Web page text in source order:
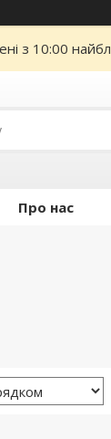
з 10:00
Про нас